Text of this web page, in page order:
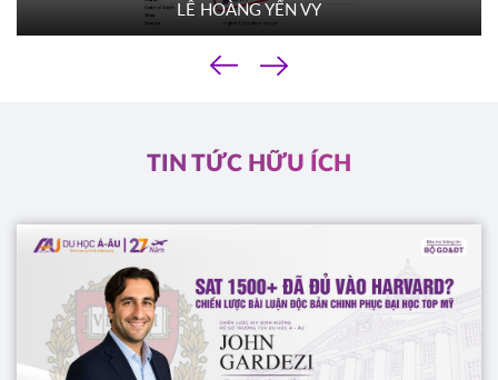
Mỹ TACOMA COMMUNITY COLLEGE
LÊ HOÀNG YẾN VY
‹
›
TIN TỨC HỮU ÍCH